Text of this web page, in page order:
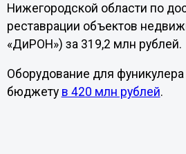
Нижегородской области по
реставрации объектов
«ДиРОН») за 319,2 млн рублей.
Оборудование для
бюджету в 420 млн рублей.